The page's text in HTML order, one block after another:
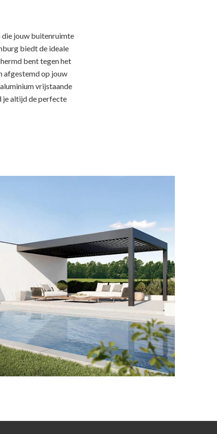
jouw buitenruimte
biedt de ideale
bent tegen het
afgestemd op jouw
vrijstaande
je altijd de perfecte